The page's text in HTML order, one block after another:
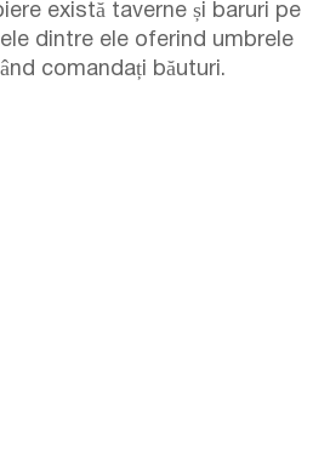
există taverne și baruri pe
dintre ele oferind umbrele
comandați băuturi.